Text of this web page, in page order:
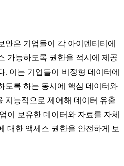
안은 기업들이 각 아이덴티티에
가능하도록 권한을 적시에 제공
이는 기업들이 비정형 데이터에
도록 하는 동시에 핵심 데이터와
지능적으로 제어해 데이터 유출
이 보유한 데이터와 자료를 자체
대한 액세스 권한을 안전하게 보